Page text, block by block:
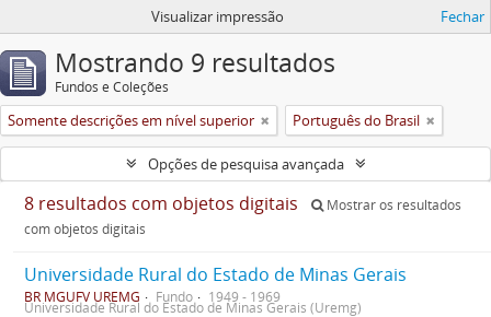
Visualizar impressão Fechar
Mostrando 9 resultados
Fundos e Coleções
Somente descrições em nível superior Português do Brasil
Opções de pesquisa avançada
8 resultados com objetos digitais
Mostrar os resultados
com objetos digitais
Universidade Rural do Estado de Minas Gerais
BR MGUFV UREMG Fundo 1949 - 1969
Universidade Rural do Estado de Minas Gerais (Uremg)